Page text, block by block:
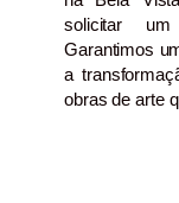
solicitar um
Garantimos
a
obras de arte